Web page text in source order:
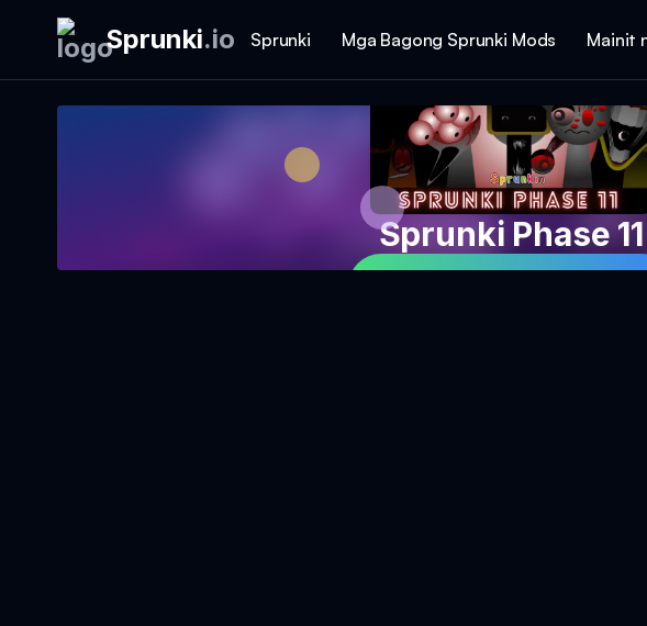
Sprunki.io Sprunki Mga Bagong Sprunki Mods Mainit
Sprunki Phase 11